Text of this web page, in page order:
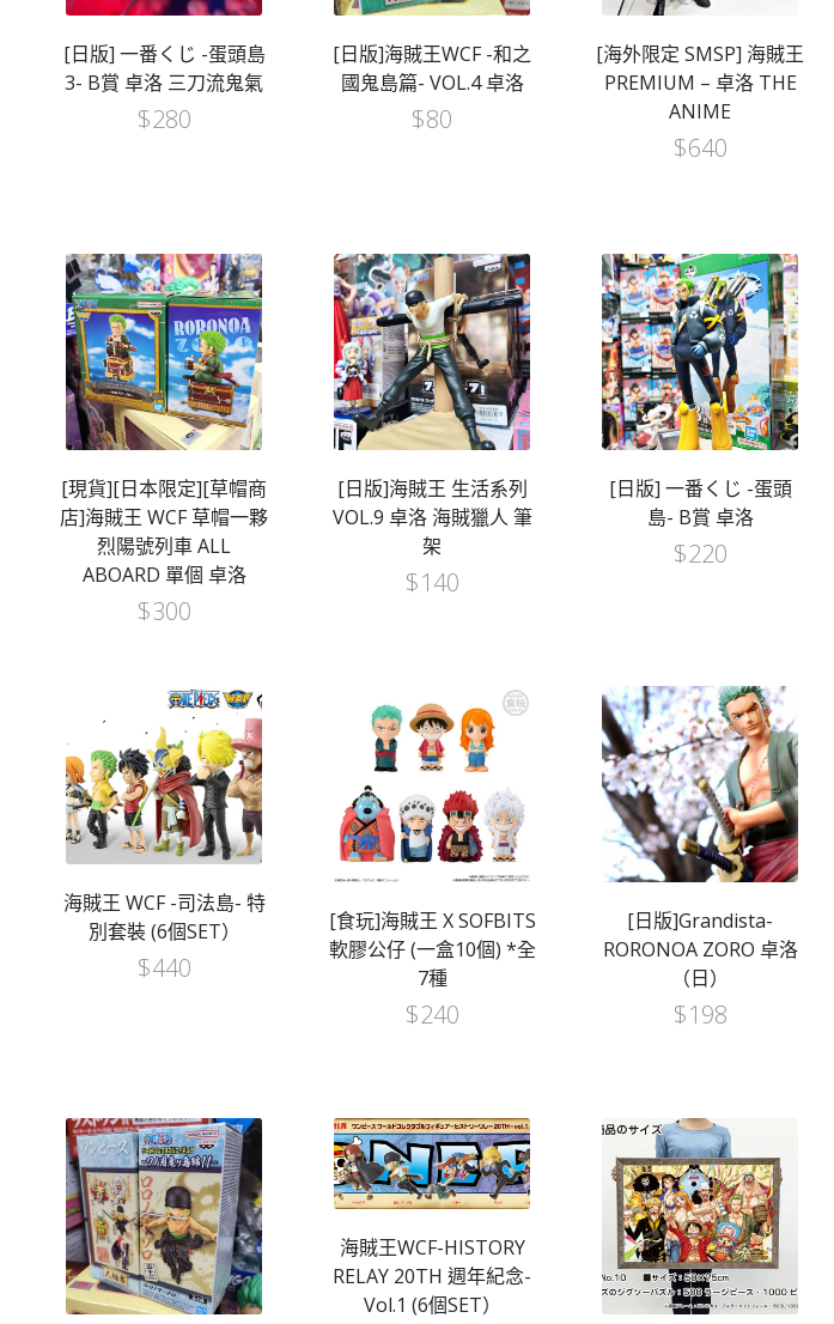
[日版] 一番くじ -蛋頭島
3- B賞 卓洛 三刀流鬼氣
$280
[日版]海賊王WCF -和之
國鬼島篇- VOL.4 卓洛
$80
[海外限定 SMSP] 海賊王
PREMIUM – 卓洛 THE
ANIME
$640
[現貨][日本限定][草帽商
店]海賊王 WCF 草帽一夥
烈陽號列車 ALL
ABOARD 單個 卓洛
$300
[日版]海賊王 生活系列
VOL.9 卓洛 海賊獵人 筆
架
$140
[日版] 一番くじ -蛋頭
島- B賞 卓洛
$220
海賊王 WCF -司法島- 特
別套裝 (6個SET）
$440
[食玩]海賊王 X SOFBITS
軟膠公仔 (一盒10個) *全
7種
$240
[日版]Grandista-
RORONOA ZORO 卓洛
（日）
$198
海賊王WCF-HISTORY
RELAY 20TH 週年紀念-
Vol.1 (6個SET）